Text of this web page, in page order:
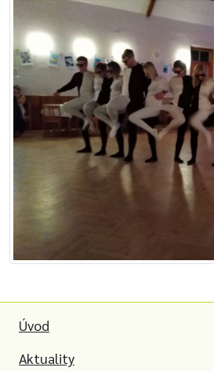
Úvod
Aktuality